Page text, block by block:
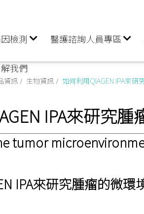
檢測 醫護諮詢人員專區
我們
資訊 生物資訊 如何利用QIAGEN IPA來研
IPA來研究腫
tumor
IPA來研究腫瘤的微環